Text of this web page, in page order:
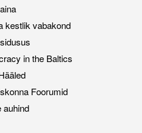
kestlik vabakond
in the Baltics
Foorumid
auhind